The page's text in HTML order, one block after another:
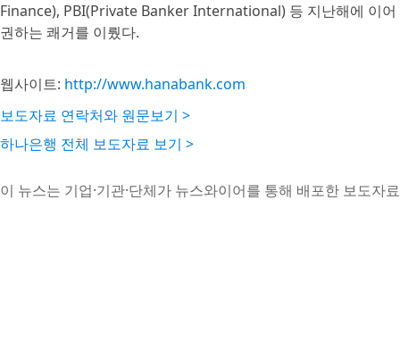
Finance), PBI(Private Banker International) 등 지난해에 이
권하는 쾌거를 이뤘다.
웹사이트: http://www.hanabank.com
보도자료 연락처와 원문보기 >
하나은행 전체 보도자료 보기 >
이 뉴스는 기업·기관·단체가 뉴스와이어를 통해 배포한 보도자